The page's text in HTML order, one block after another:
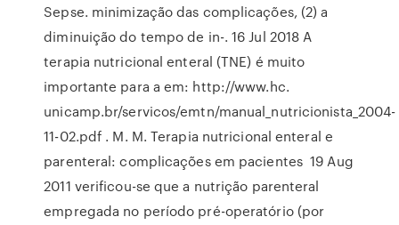
Sepse. minimização das complicações, (2) a
diminuição do tempo de in-. 16 Jul 2018 A
terapia nutricional enteral (TNE) é muito
importante para a em: http://www.hc.
unicamp.br/servicos/emtn/manual_nutricionista_2004-
11-02.pdf . M. M. Terapia nutricional enteral e
parenteral: complicações em pacientes 19 Aug
2011 verificou-se que a nutrição parenteral
empregada no período pré-operatório (por